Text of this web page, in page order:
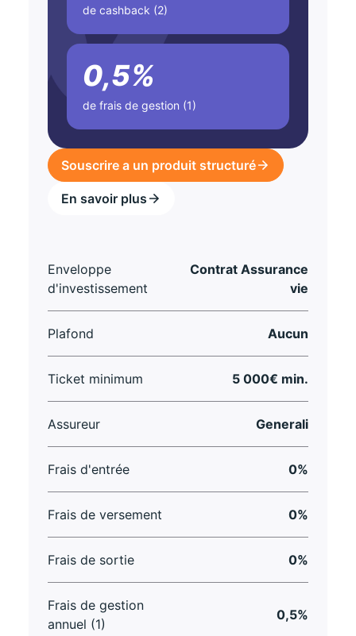
de cashback (2)
0,5%
de frais de gestion (1)
Souscrire a un produit structuré
En savoir plus
Enveloppe
d'investissement
Contrat Assurance
vie
Plafond Aucun
Ticket minimum 5 000€ min.
Assureur Generali
Frais d'entrée 0%
Frais de versement 0%
Frais de sortie 0%
Frais de gestion
annuel (1)
0,5%